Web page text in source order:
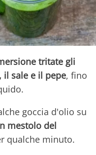
tritate gli
sale e il pepe, fino
goccia d'olio su
mestolo del
qualche minuto.